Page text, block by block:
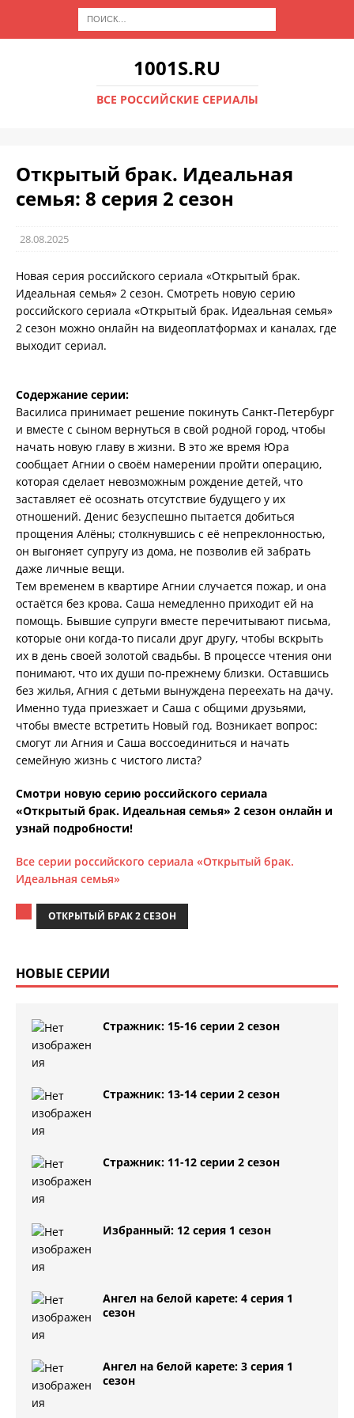
1001S.RU
ВСЕ РОССИЙСКИЕ СЕРИАЛЫ
Открытый брак. Идеальная
семья: 8 серия 2 сезон
28.08.2025
Новая серия российского сериала «Открытый брак.
Идеальная семья» 2 сезон. Смотреть новую серию
российского сериала «Открытый брак. Идеальная семья»
2 сезон можно онлайн на видеоплатформах и каналах, где
выходит сериал.
Содержание серии:
Василиса принимает решение покинуть Санкт-Петербург
и вместе с сыном вернуться в свой родной город, чтобы
начать новую главу в жизни. В это же время Юра
сообщает Агнии о своём намерении пройти операцию,
которая сделает невозможным рождение детей, что
заставляет её осознать отсутствие будущего у их
отношений. Денис безуспешно пытается добиться
прощения Алёны; столкнувшись с её непреклонностью,
он выгоняет супругу из дома, не позволив ей забрать
даже личные вещи.
Тем временем в квартире Агнии случается пожар, и она
остаётся без крова. Саша немедленно приходит ей на
помощь. Бывшие супруги вместе перечитывают письма,
которые они когда-то писали друг другу, чтобы вскрыть
их в день своей золотой свадьбы. В процессе чтения они
понимают, что их души по-прежнему близки. Оставшись
без жилья, Агния с детьми вынуждена переехать на дачу.
Именно туда приезжает и Саша с общими друзьями,
чтобы вместе встретить Новый год. Возникает вопрос:
смогут ли Агния и Саша воссоединиться и начать
семейную жизнь с чистого листа?
Смотри новую серию российского сериала
«Открытый брак. Идеальная семья» 2 сезон онлайн и
узнай подробности!
Все серии российского сериала «Открытый брак.
Идеальная семья»
ОТКРЫТЫЙ БРАК 2 СЕЗОН
НОВЫЕ СЕРИИ
Стражник: 15-16 серии 2 сезон
Стражник: 13-14 серии 2 сезон
Стражник: 11-12 серии 2 сезон
Избранный: 12 серия 1 сезон
Ангел на белой карете: 4 серия 1
сезон
Ангел на белой карете: 3 серия 1
сезон